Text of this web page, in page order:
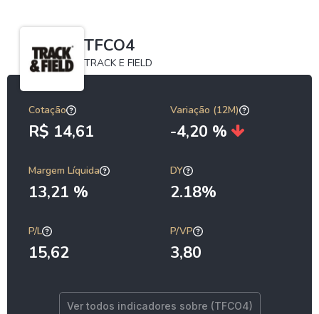
TFCO4
TRACK E FIELD
Cotação
R$ 14,61
Variação (12M)
-4,20 %
Margem Líquida
13,21 %
DY
2.18%
P/L
15,62
P/VP
3,80
Ver todos indicadores sobre (TFCO4)